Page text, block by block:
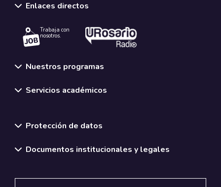
Enlaces directos
Trabaja con
nosotros.
Nuestros programas
Servicios académicos
Protección de datos
Documentos institucionales y legales